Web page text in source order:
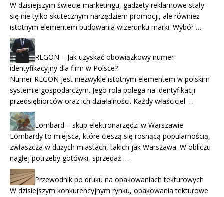
W dzisiejszym świecie marketingu, gadżety reklamowe stały
się nie tylko skutecznym narzędziem promocji, ale również
istotnym elementem budowania wizerunku marki. Wybór …
REGON – Jak uzyskać obowiązkowy numer
identyfikacyjny dla firm w Polsce?
Numer REGON jest niezwykle istotnym elementem w polskim
systemie gospodarczym. Jego rola polega na identyfikacji
przedsiębiorców oraz ich działalności. Każdy właściciel …
Lombard – skup elektronarzędzi w Warszawie
Lombardy to miejsca, które cieszą się rosnącą popularnością,
zwłaszcza w dużych miastach, takich jak Warszawa. W obliczu
nagłej potrzeby gotówki, sprzedaż …
Przewodnik po druku na opakowaniach tekturowych
W dzisiejszym konkurencyjnym rynku, opakowania tekturowe